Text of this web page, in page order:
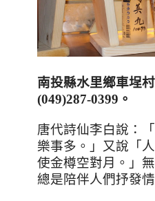
南投縣水里鄉車埕
(049)287-0399 。
唐代詩仙李白說：
樂事多 。 」又說「
使金樽空對月。」
總是陪伴人們抒發